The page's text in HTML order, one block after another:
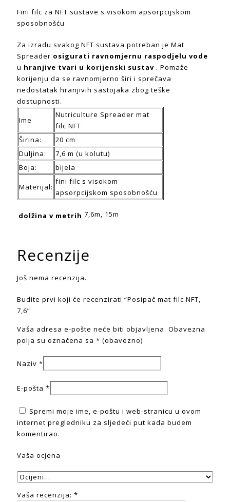
Fini filc za NFT sustave s visokom apsorpcijskom
sposobnošću
Za izradu svakog NFT sustava potreban je Mat
Spreader osigurati ravnomjernu raspodjelu vode
u hranjive tvari u korijenski sustav . Pomaže
korijenju da se ravnomjerno širi i sprečava
nedostatak hranjivih sastojaka zbog teške
dostupnosti.
Ime
Nutriculture Spreader mat
filc NFT
Širina:
20 cm
Duljina:
7,6 m (u kolutu)
Boja:
bijela
Materijal:
fini filc s visokom
apsorpcijskom sposobnošću
dolžina v metrih 7,6m, 15m
Recenzije
Još nema recenzija.
Budite prvi koji će recenzirati “Posipač mat filc NFT,
7,6”
Vaša adresa e-pošte neće biti objavljena. Obavezna
polja su označena sa * (obavezno)
Naziv *
E-pošta *
Spremi moje ime, e-poštu i web-stranicu u ovom
internet pregledniku za sljedeći put kada budem
komentirao.
Vaša ocjena
Vaša recenzija: *